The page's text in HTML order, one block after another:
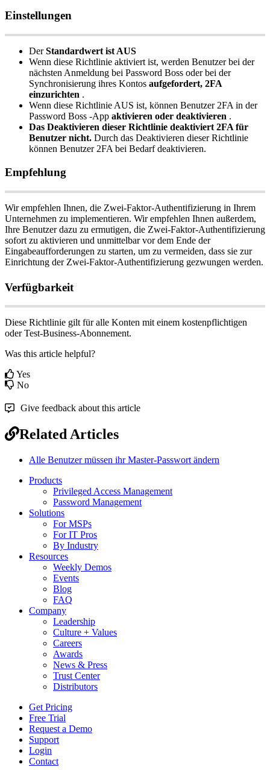
Einstellungen
Der Standardwert ist AUS
Wenn diese Richtlinie aktiviert ist, werden Benutzer bei der
nächsten Anmeldung bei Password Boss oder bei der
Synchronisierung ihres Kontos aufgefordert, 2FA
einzurichten .
Wenn diese Richtlinie AUS ist, können Benutzer 2FA in der
Password Boss -App aktivieren oder deaktivieren .
Das Deaktivieren dieser Richtlinie deaktiviert 2FA für
Benutzer nicht. Durch das Deaktivieren dieser Richtlinie
können Benutzer 2FA bei Bedarf deaktivieren.
Empfehlung
Wir empfehlen Ihnen, die Zwei-Faktor-Authentifizierung in Ihrem
Unternehmen zu implementieren. Wir empfehlen Ihnen außerdem,
Ihre Benutzer dazu zu ermutigen, die Zwei-Faktor-Authentifizierung
sofort zu aktivieren und unmittelbar vor dem Ende der
Eingabeaufforderungen zu starten, um zu vermeiden, dass sie zur
Einrichtung der Zwei-Faktor-Authentifizierung gezwungen werden.
Verfügbarkeit
Diese Richtlinie gilt für alle Konten mit einem kostenpflichtigen
oder Test-Business-Abonnement.
Was this article helpful?
Yes
No
Give feedback about this article
Related Articles
Alle Benutzer müssen ihr Master-Passwort ändern
Products
Privileged Access Management
Password Management
Solutions
For MSPs
For IT Pros
By Industry
Resources
Weekly Demos
Events
Blog
FAQ
Company
Leadership
Culture + Values
Careers
Awards
News & Press
Trust Center
Distributors
Get Pricing
Free Trial
Request a Demo
Support
Login
Contact